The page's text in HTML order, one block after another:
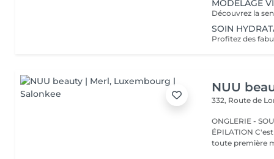
MODELAGE
SOIN
NUU
332, Route de
ONGLERIE -
ÉPILATION C'est ici que tout a commencé. Depuis 2022, Merl est la
toute première